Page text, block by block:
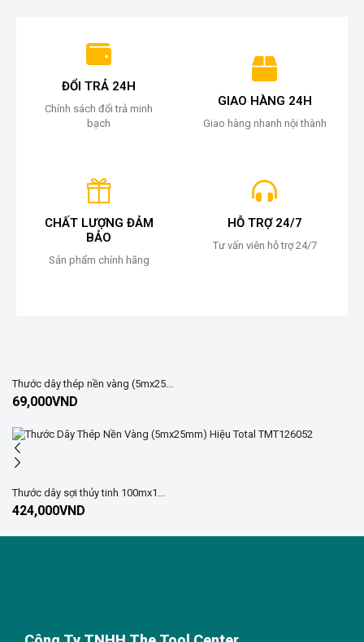
ĐỔI TRẢ 24H
Chính sách đổi trả minh
bạch
CHẤT LƯỢNG ĐẢM
BẢO
Sản phẩm chính hãng
GIAO HÀNG 24H
Giao hàng nhanh nội thành
HỖ TRỢ 24/7
Tư vấn viên hỗ trợ 24/7
Thước dây thép nền vàng (5mx25...
69,000VND
Thước dây sợi thủy tinh 100mx1...
424,000VND